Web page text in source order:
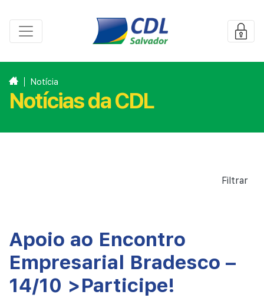
Notícia
Notícias da CDL
Filtrar
Apoio ao Encontro
Empresarial Bradesco –
14/10 >Participe!